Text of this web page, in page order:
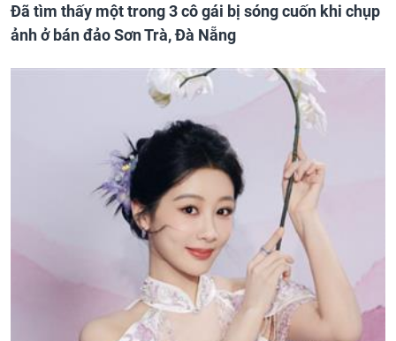
Đã tìm thấy một trong 3 cô gái bị sóng cuốn khi chụp
ảnh ở bán đảo Sơn Trà, Đà Nẵng